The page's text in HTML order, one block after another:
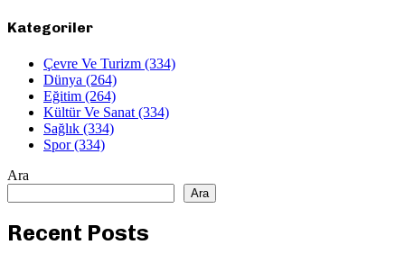
Kategoriler
Çevre Ve Turizm (334)
Dünya (264)
Eğitim (264)
Kültür Ve Sanat (334)
Sağlık (334)
Spor(334)
Ara
Ara
Recent Posts